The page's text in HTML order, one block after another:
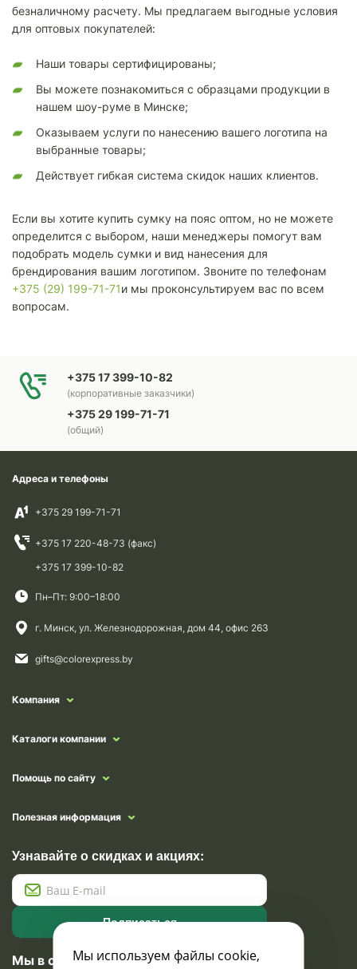
безналичному расчету. Мы предлагаем выгодные условия
для оптовых покупателей:
Наши товары сертифицированы;
Вы можете познакомиться с образцами продукции в
нашем шоу-руме в Минске;
Оказываем услуги по нанесению вашего логотипа на
выбранные товары;
Действует гибкая система скидок наших клиентов.
Если вы хотите купить сумку на пояс оптом, но не можете
определится с выбором, наши менеджеры помогут вам
подобрать модель сумки и вид нанесения для
брендирования вашим логотипом. Звоните по телефонам
+375 (29) 199-71-71и мы проконсультируем вас по всем
вопросам.
+375 17 399-10-82
(корпоративные заказчики)
+375 29 199-71-71
(общий)
Адреса и телефоны
+375 29 199-71-71
+375 17 220-48-73 (факс)
+375 17 399-10-82
Пн–Пт: 9:00–18:00
г. Минск, ул. Железнодорожная, дом 44, офис 263
gifts@colorexpress.by
Компания
Каталоги компании
Помощь по сайту
Полезная информация
Узнавайте о скидках и акциях:
Подписаться
Мы в социальных сетях
Мы используем файлы cookie,